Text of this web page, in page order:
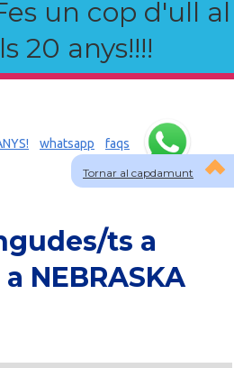
un cop d'ull al
20 anys!!!!
Tornar al capdamunt
whatsapp faqs
ts a
NEBRASKA